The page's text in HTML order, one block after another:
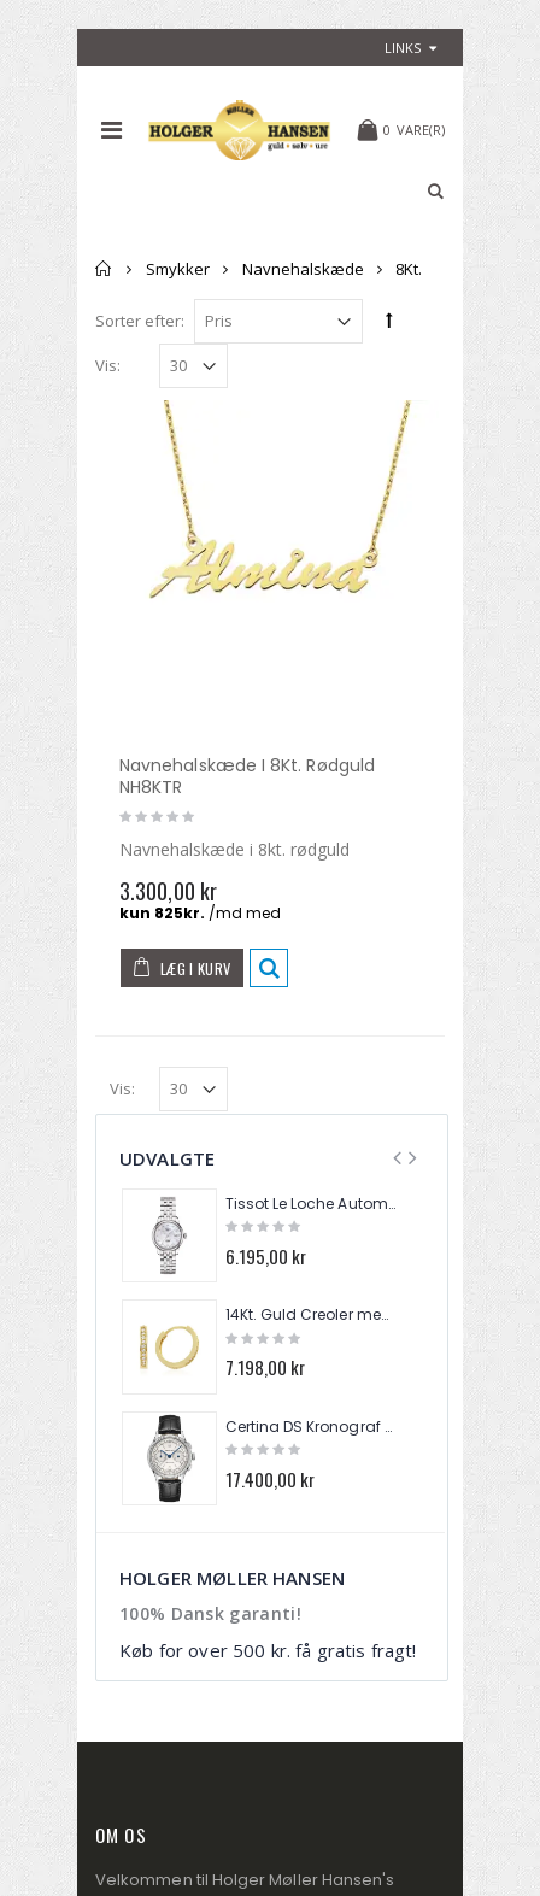
LINKS
0 VARE(R)
Forside
Smykker Navnehalskæde 8Kt.
Sorter efter:
Vis:
Navnehalskæde I 8Kt. Rødguld
NH8KTR
Navnehalskæde i 8kt. rødguld
3.300,00 kr
LÆG I KURV
Vis:
UDVALGTE
Tissot Le Loche Automatik Dame Ur T006.207.11.116.00
6.195,00 kr
14Kt. Guld Creoler med 20 Brillanter 0,10ct. W/SI EA083195
7.198,00 kr
Certina DS Kronograf Automatik Herre Ur C038.462.16.037.00
17.400,00 kr
HOLGER MØLLER HANSEN
100% Dansk garanti!
Køb for over 500 kr. få gratis fragt!
OM OS
Velkommen til Holger Møller Hansen's